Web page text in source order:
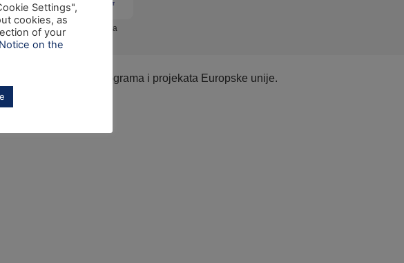
Operativnog programa
razvoj.
i ugovaranje programa i projekata Europske unije.
Settings",
cookies, as
of your
on the